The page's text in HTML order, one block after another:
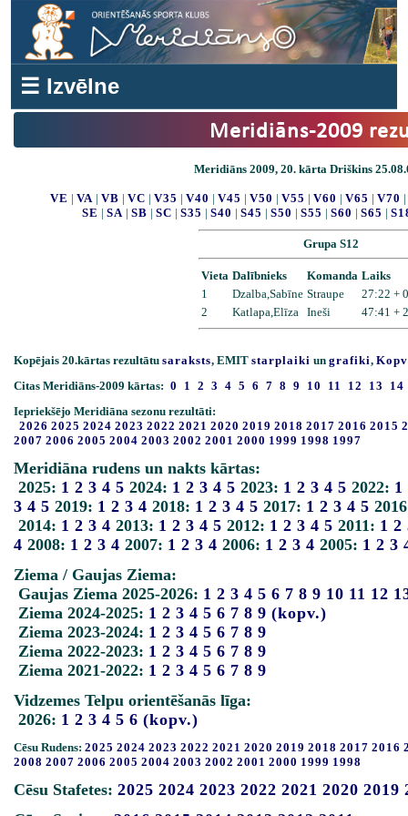
☰ Izvēlne
Meridiāns-2009
Meridiāns 2009, 20. kārta Driškins
VE | VA | VB | VC | V35 | V40 | V45 | V50 | V55 | V60 | V65 | V70 |
SE | SA| SB | SC | S35 | S40 | S45 | S50 | S55 | S60 | S65 |
Grupa S12
Vieta Dalībnieks Komanda Laiks
1
Dzalba,Sabīne Straupe
27:22 +
2
Katlapa,Elīza Ineši 47:41 +
Kopējais 20.kārtas rezultātu saraksts, EMIT starplaiki un grafiki,
Citas Meridiāns-2009 kārtas: 0 1 2 3 4 5 6 7 8 9 10 11 12 13
14
Iepriekšējo Meridiāna sezonu rezultāti:
2026 2025 2024 2023 2022 2021 2020 2019 2018 2017 2016 2015
2007 2006 2005 2004 2003 2002 2001 2000 1999 1998 1997
Meridiāna rudens un nakts kārtas:
2025: 1 2 3 4 5 2024: 1 2 3 4 5 2023: 1 2 3 4 5 2022: 1
3 4 5 2019: 1 2 3 4 2018: 1 2 3 4 5 2017: 1 2 3 4 5
2014: 1 2 3 4 2013: 1 2 3 4 5 2012: 1 2 3 4 5 2011: 1 2
4 2008: 1 2 3 4 2007: 1 2 3 4 2006: 1 2 3 4 2005: 1 2 3
Ziema / Gaujas Ziema:
Gaujas Ziema 2025-2026: 1 2 3 4 5 6 7 8 9 10 11 12
Ziema 2024-2025: 1 2 3 4 5 6 7 8 9 (kopv.)
Ziema 2023-2024: 1 2 3 4 5 6 7 8 9
Ziema 2022-2023: 1 2 3 4 5 6 7 8 9
Ziema 2021-2022: 1 2 3 4 5 6 7 8 9
Vidzemes Telpu orientēšanās līga:
2026: 1 2 3 4 5 6 (kopv.)
Cēsu Rudens: 2025 2024 2023 2022 2021 2020 2019 2018 2017 2016
2008 2007 2006 2005 2004 2003 2002 2001 2000 1999 1998
Cēsu Stafetes: 2025 2024 2023 2022 2021 2020 2019